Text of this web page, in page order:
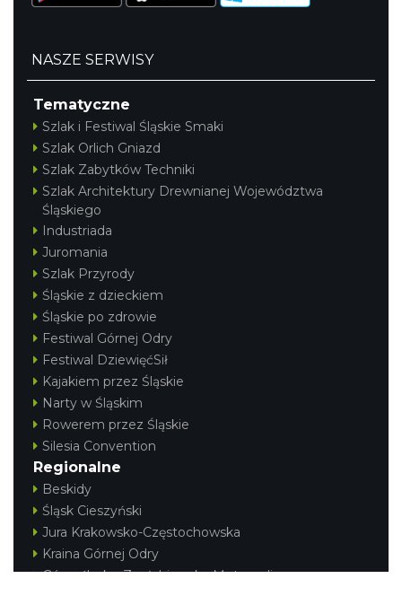
NASZE SERWISY
Tematyczne
Szlak i Festiwal Śląskie Smaki
Szlak Orlich Gniazd
Szlak Zabytków Techniki
Szlak Architektury Drewnianej Województwa
Śląskiego
Industriada
Juromania
Szlak Przyrody
Śląskie z dzieckiem
Śląskie po zdrowie
Festiwal Górnej Odry
Festiwal DziewięćSił
Kajakiem przez Śląskie
Narty w Śląskim
Rowerem przez Śląskie
Silesia Convention
Regionalne
Beskidy
Śląsk Cieszyński
Jura Krakowsko-Częstochowska
Kraina Górnej Odry
Górnośląsko-Zagłębiowska Metropolia